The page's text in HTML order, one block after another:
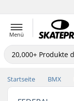
Menü
Startseite BMX